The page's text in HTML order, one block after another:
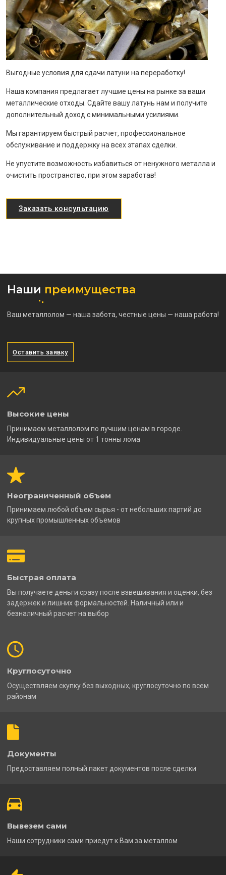
Выгодные условия для сдачи латуни на переработку!
Наша компания предлагает лучшие цены на рынке за ваши
металлические отходы. Сдайте вашу латунь нам и получите
дополнительный доход с минимальными усилиями.
Мы гарантируем быстрый расчет, профессиональное
обслуживание и поддержку на всех этапах сделки.
Не упустите возможность избавиться от ненужного металла и
очистить пространство, при этом заработав!
Заказать консультацию
Наши преимущества
Ваш металлолом — наша забота, честные цены — наша работа!
Оставить заявку
Высокие цены
Принимаем металлолом по лучшим ценам в городе.
Индивидуальные цены от 1 тонны лома
Неограниченный объем
Принимаем любой объем сырья - от небольших партий до
крупных промышленных объемов
Быстрая оплата
Вы получаете деньги сразу после взвешивания и оценки, без
задержек и лишних формальностей. Наличный или и
безналичный расчет на выбор
Круглосуточно
Осуществляем скупку без выходных, круглосуточно по всем
районам
Документы
Предоставляем полный пакет документов после сделки
Вывезем сами
Наши сотрудники сами приедут к Вам за металлом